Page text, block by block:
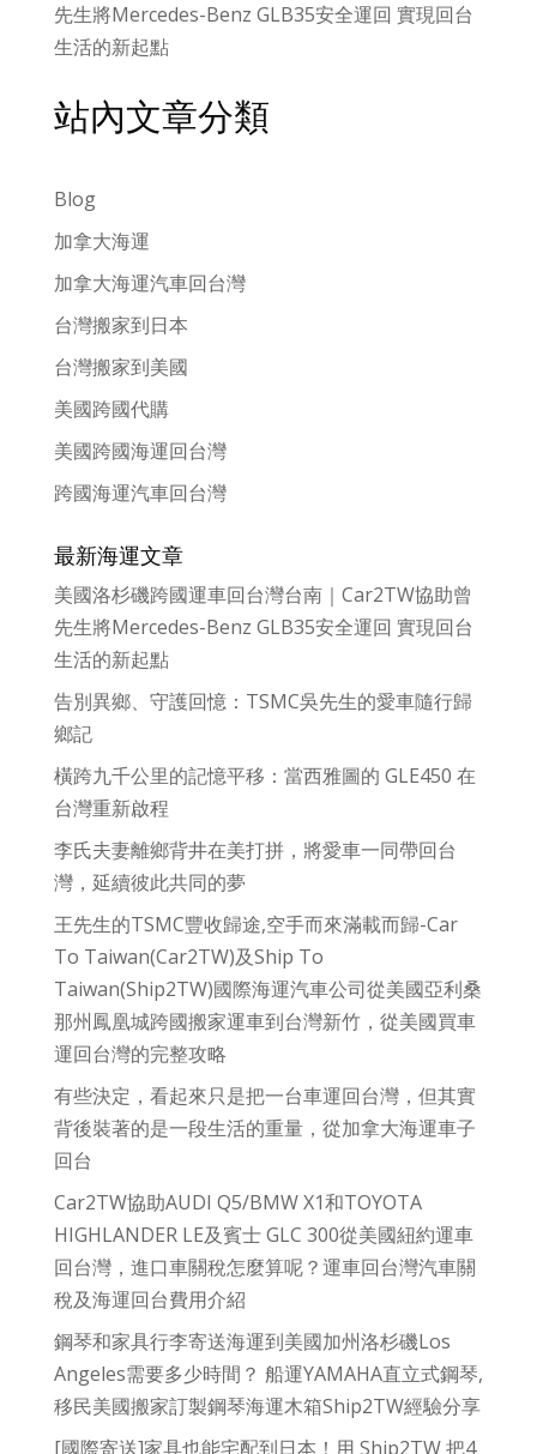
先生將Mercedes-Benz GLB35安全運回 實現回台
生活的新起點
站內文章分類
Blog
加拿大海運
加拿大海運汽車回台灣
台灣搬家到日本
台灣搬家到美國
美國跨國代購
美國跨國海運回台灣
跨國海運汽車回台灣
最新海運文章
美國洛杉磯跨國運車回台灣台南｜Car2TW協助曾
先生將Mercedes-Benz GLB35安全運回 實現回台
生活的新起點
告別異鄉、守護回憶：TSMC吳先生的愛車隨行歸
鄉記
橫跨九千公里的記憶平移：當西雅圖的 GLE450 在
台灣重新啟程
李氏夫妻離鄉背井在美打拼，將愛車一同帶回台
灣，延續彼此共同的夢
王先生的TSMC豐收歸途,空手而來滿載而歸-Car
To Taiwan(Car2TW)及Ship To
Taiwan(Ship2TW)國際海運汽車公司從美國亞利桑
那州鳳凰城跨國搬家運車到台灣新竹，從美國買車
運回台灣的完整攻略
有些決定，看起來只是把一台車運回台灣，但其實
背後裝著的是一段生活的重量，從加拿大海運車子
回台
Car2TW協助AUDI Q5/BMW X1和TOYOTA
HIGHLANDER LE及賓士 GLC 300從美國紐約運車
回台灣，進口車關稅怎麼算呢？運車回台灣汽車關
稅及海運回台費用介紹
鋼琴和家具行李寄送海運到美國加州洛杉磯Los
Angeles需要多少時間？ 船運YAMAHA直立式鋼琴,
移民美國搬家訂製鋼琴海運木箱Ship2TW經驗分享
[國際寄送]家具也能宅配到日本！用 Ship2TW 把4